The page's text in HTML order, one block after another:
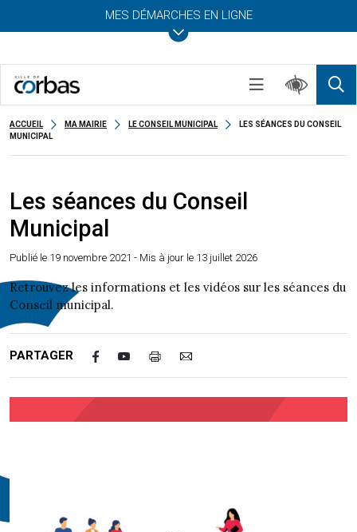
MES DÉMARCHES EN LIGNE
ACCUEIL MA MAIRIE LE CONSEIL MUNICIPAL
LES SÉANCES DU CONSEIL
MUNICIPAL
Les séances du Conseil
Municipal
Publié le 19 novembre 2021 - Mis à jour le 13 juillet 2026
Retrouvez les informations et les vidéos sur les séances du
Conseil municipal.
PARTAGER